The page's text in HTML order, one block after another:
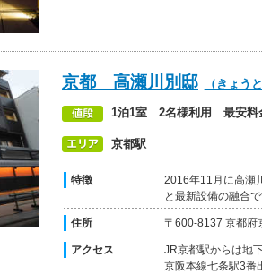
京都 高瀬川別邸 （きょう
1泊1室 2名様利用 最安料
京都駅
特徴
2016年11月に高瀬
と最新設備の融合で
住所 〒600-8137 京都府
アクセス
JR京都駅からは地
京阪本線七条駅3番